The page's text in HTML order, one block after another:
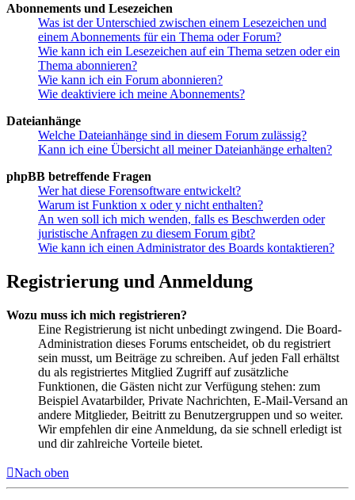
Abonnements und Lesezeichen
Was ist der Unterschied zwischen einem Lesezeichen und
einem Abonnements für ein Thema oder Forum?
Wie kann ich ein Lesezeichen auf ein Thema setzen oder ein
Thema abonnieren?
Wie kann ich ein Forum abonnieren?
Wie deaktiviere ich meine Abonnements?
Dateianhänge
Welche Dateianhänge sind in diesem Forum zulässig?
Kann ich eine Übersicht all meiner Dateianhänge erhalten?
phpBB betreffende Fragen
Wer hat diese Forensoftware entwickelt?
Warum ist Funktion x oder y nicht enthalten?
An wen soll ich mich wenden, falls es Beschwerden oder
juristische Anfragen zu diesem Forum gibt?
Wie kann ich einen Administrator des Boards kontaktieren?
Registrierung und Anmeldung
Wozu muss ich mich registrieren?
Eine Registrierung ist nicht unbedingt zwingend. Die Board-
Administration dieses Forums entscheidet, ob du registriert
sein musst, um Beiträge zu schreiben. Auf jeden Fall erhältst
du als registriertes Mitglied Zugriff auf zusätzliche
Funktionen, die Gästen nicht zur Verfügung stehen: zum
Beispiel Avatarbilder, Private Nachrichten, E-Mail-Versand an
andere Mitglieder, Beitritt zu Benutzergruppen und so weiter.
Wir empfehlen dir eine Anmeldung, da sie schnell erledigt ist
und dir zahlreiche Vorteile bietet.
Nach oben